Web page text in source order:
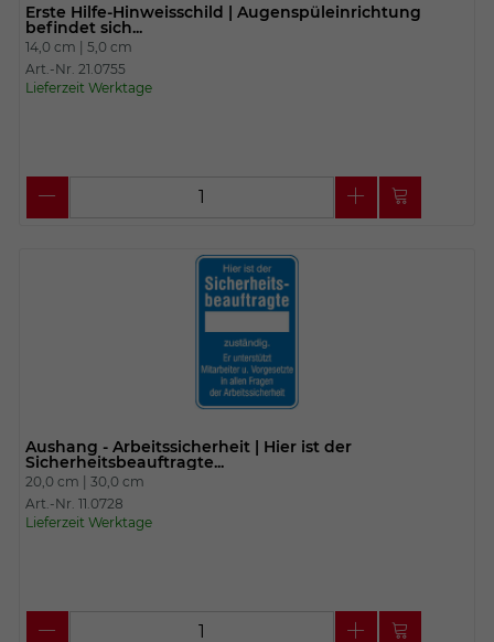
Erste Hilfe-Hinweisschild | Augenspüleinrichtung
befindet sich...
14,0 cm | 5,0 cm
Art.-Nr. 21.0755
Lieferzeit Werktage
Aushang - Arbeitssicherheit | Hier ist der
Sicherheitsbeauftragte...
20,0 cm | 30,0 cm
Art.-Nr. 11.0728
Lieferzeit Werktage